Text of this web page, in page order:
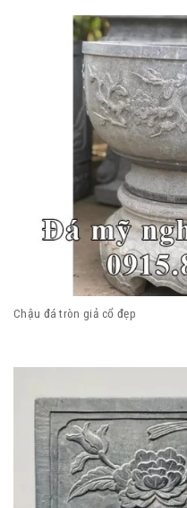
Chậu đá tròn giả cổ đẹp